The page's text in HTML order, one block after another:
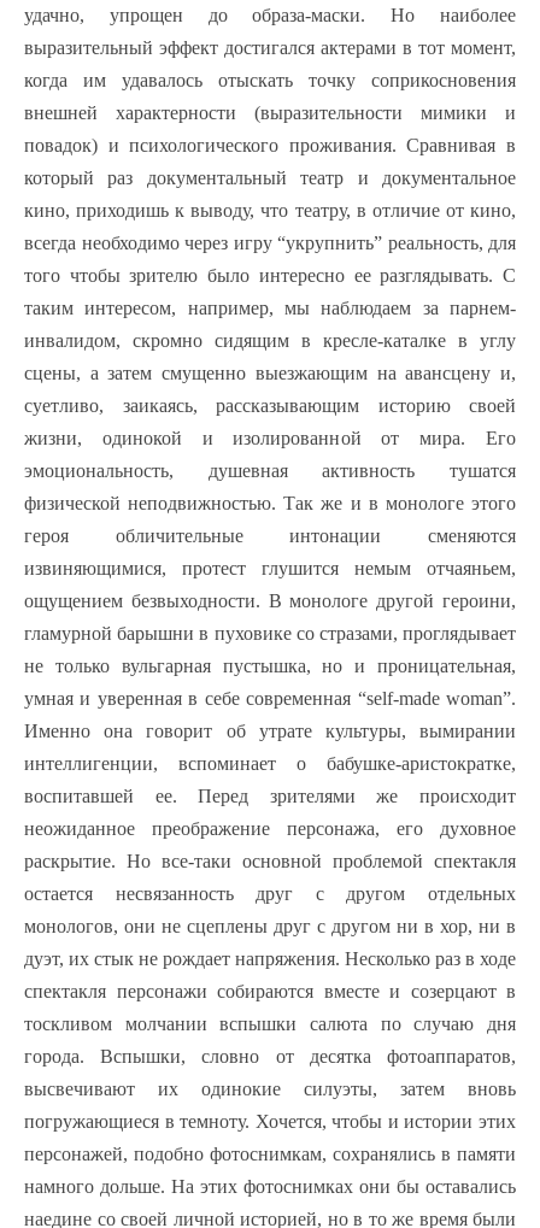
удачно, упрощен до образа-маски. Но наиболее
выразительный эффект достигался актерами в тот момент,
когда им удавалось отыскать точку соприкосновения
внешней характерности (выразительности мимики и
повадок) и психологического проживания. Сравнивая в
который раз документальный театр и документальное
кино, приходишь к выводу, что театру, в отличие от кино,
всегда необходимо через игру “укрупнить” реальность, для
того чтобы зрителю было интересно ее разглядывать. С
таким интересом, например, мы наблюдаем за парнем-
инвалидом, скромно сидящим в кресле-каталке в углу
сцены, а затем смущенно выезжающим на авансцену и,
суетливо, заикаясь, рассказывающим историю своей
жизни, одинокой и изолированной от мира. Его
эмоциональность, душевная активность тушатся
физической неподвижностью. Так же и в монологе этого
героя обличительные интонации сменяются
извиняющимися, протест глушится немым отчаяньем,
ощущением безвыходности. В монологе другой героини,
гламурной барышни в пуховике со стразами, проглядывает
не только вульгарная пустышка, но и проницательная,
умная и уверенная в себе современная “self-made woman”.
Именно она говорит об утрате культуры, вымирании
интеллигенции, вспоминает о бабушке-аристократке,
воспитавшей ее. Перед зрителями же происходит
неожиданное преображение персонажа, его духовное
раскрытие. Но все-таки основной проблемой спектакля
остается несвязанность друг с другом отдельных
монологов, они не сцеплены друг с другом ни в хор, ни в
дуэт, их стык не рождает напряжения. Несколько раз в ходе
спектакля персонажи собираются вместе и созерцают в
тоскливом молчании вспышки салюта по случаю дня
города. Вспышки, словно от десятка фотоаппаратов,
высвечивают их одинокие силуэты, затем вновь
погружающиеся в темноту. Хочется, чтобы и истории этих
персонажей, подобно фотоснимкам, сохранялись в памяти
намного дольше. На этих фотоснимках они бы оставались
наедине со своей личной историей, но в то же время были